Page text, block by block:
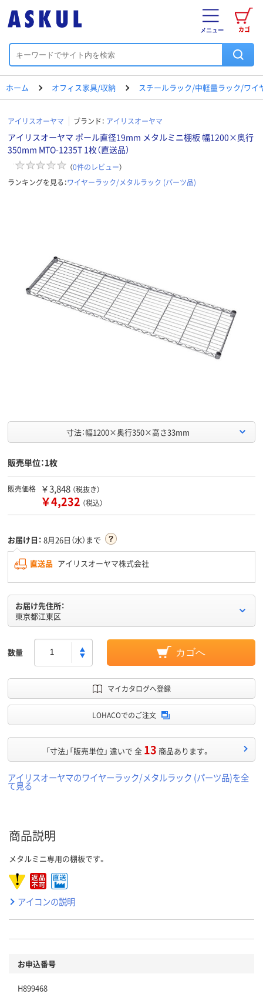
カゴ
メニュー
ホーム オフィス家具/収納 スチールラック/中軽量ラック/ワイ
アイリスオーヤマ ブランド： アイリスオーヤマ
アイリスオーヤマ ポール直径19mm メタルミニ棚板 幅1200×奥行
350mm MTO-1235T 1枚（直送品）
（0件のレビュー）
ランキングを見る：ワイヤーラック/メタルラック (パーツ品)
寸法：幅1200×奥行350×高さ33mm
販売単位：1枚
販売価格 ￥3,848 （税抜き）
￥4,232 （税込）
お届け日： 8月26日（水）まで
直送品 アイリスオーヤマ株式会社
お届け先住所：
東京都江東区
数量 カゴへ
マイカタログへ登録
LOHACOでのご注文
「寸法」「販売単位」 違いで 全 13 商品あります。
アイリスオーヤマのワイヤーラック/メタルラック (パーツ品)を全
て見る
商品説明
メタルミニ専用の棚板です。
アイコンの説明
お申込番号
H899468